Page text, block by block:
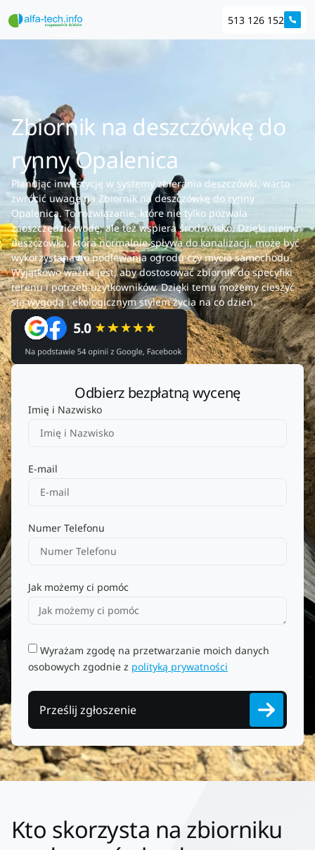
513 126 152
Zbiornik na deszczówkę do
rynny Opalenica
Planując inwestycję w systemy zbierania deszczówki, warto
zwrócić uwagę na Zbiornik na deszczówkę do rynny
Opalenica. To rozwiązanie, które nie tylko pozwala
zaoszczędzić wodę, ale też wspiera środowisko. Dzięki niemu
deszczówka, która normalnie spływa do kanalizacji, może być
wykorzystana do podlewania ogrodu czy mycia samochodu.
Wyjątkowo ważne jest, aby dostosować zbiornik do specyfiki
terenu i potrzeb użytkowników. Dzięki temu możemy cieszyć
się wygodą i ekologicznym stylem życia na co dzień.
Odbierz bezpłatną wycenę
Imię i Nazwisko
E-mail
Numer Telefonu
Jak możemy ci pomóc
Wyrażam zgodę na przetwarzanie moich danych
osobowych zgodnie z polityką prywatności
Prześlij zgłoszenie
Kto skorzysta na zbiorniku